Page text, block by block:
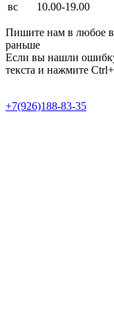
вс 10.00-19.00
Пишите нам в любое
раньше
Если вы нашли
текста и нажмите
+7(926)188-83-35